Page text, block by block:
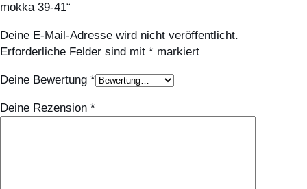
P
R
M
U
mokka 39-41“
Deine E-Mail-Adresse wird nicht veröffentlicht.
Erforderliche Felder sind mit * markiert
Deine Bewertung *
Deine Rezension *